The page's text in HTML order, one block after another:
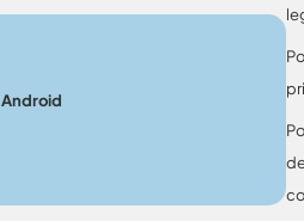
Android